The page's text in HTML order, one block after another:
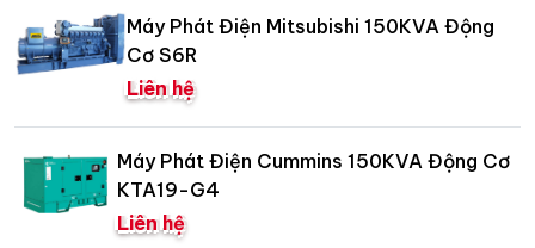
Máy Phát Điện Mitsubishi 150KVA Động
Cơ S6R
Liên hệ
Máy Phát Điện Cummins 150KVA Động Cơ
KTA19-G4
Liên hệ